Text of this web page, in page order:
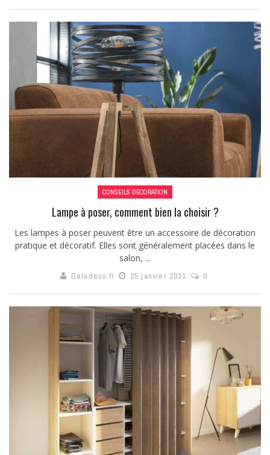
CONSEILS DÉCORATION
Lampe à poser, comment bien la choisir ?
Les lampes à poser peuvent être un accessoire de décoration
pratique et décoratif. Elles sont généralement placées dans le
salon, ...
Deladeco.fr 25 janvier 2021 0